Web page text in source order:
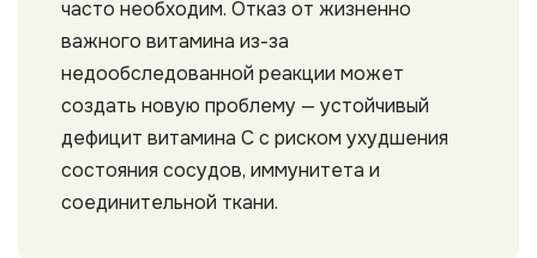
часто необходим. Отказ от жизненно
важного витамина из-за
недообследованной реакции может
создать новую проблему — устойчивый
дефицит витамина С с риском ухудшения
состояния сосудов, иммунитета и
соединительной ткани.